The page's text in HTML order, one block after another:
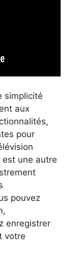
simplicité
aux
pour
est une autre
pouvez
enregistrer
votre